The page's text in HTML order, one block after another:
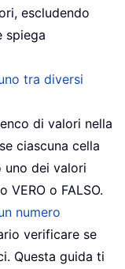
escludendo
spiega
tra diversi
di valori nella
ciascuna cella
uno dei valori
VERO o FALSO.
numero
verificare se
Questa guida ti